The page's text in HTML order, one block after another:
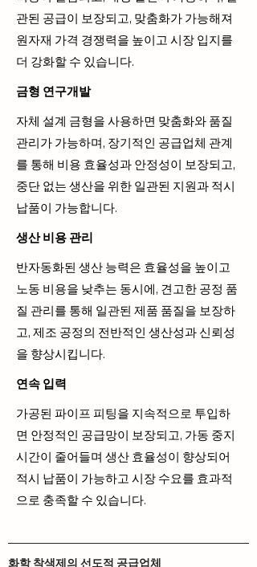
관된 공급이 보장되고, 맞춤화가 가능해져
원자재 가격 경쟁력을 높이고 시장 입지를
더 강화할 수 있습니다.
금형 연구개발
자체 설계 금형을 사용하면 맞춤화와 품질
관리가 가능하며, 장기적인 공급업체 관계
를 통해 비용 효율성과 안정성이 보장되고,
중단 없는 생산을 위한 일관된 지원과 적시
납품이 가능합니다.
생산 비용 관리
반자동화된 생산 능력은 효율성을 높이고
노동 비용을 낮추는 동시에, 견고한 공정 품
질 관리를 통해 일관된 제품 품질을 보장하
고, 제조 공정의 전반적인 생산성과 신뢰성
을 향상시킵니다.
연속 입력
가공된 파이프 피팅을 지속적으로 투입하
면 안정적인 공급망이 보장되고, 가동 중지
시간이 줄어들며 생산 효율성이 향상되어
적시 납품이 가능하고 시장 수요를 효과적
으로 충족할 수 있습니다.
화학 착색제의 선도적 공급업체